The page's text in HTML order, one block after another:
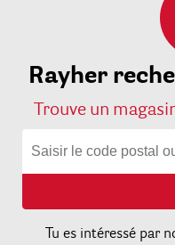
Rayher
Trouve un
Tu es intéressé par